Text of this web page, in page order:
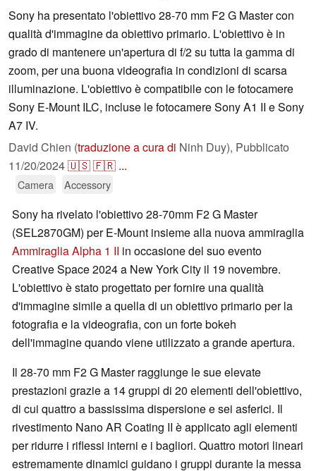
Sony ha presentato l'obiettivo 28-70 mm F2 G Master con
qualità d'immagine da obiettivo primario. L'obiettivo è in
grado di mantenere un'apertura di f/2 su tutta la gamma di
zoom, per una buona videografia in condizioni di scarsa
illuminazione. L'obiettivo è compatibile con le fotocamere
Sony E-Mount ILC, incluse le fotocamere Sony A1 II e Sony
A7 IV.
David Chien (traduzione a cura di Ninh Duy), Pubblicato
11/20/2024🇺🇸🇫🇷 ...
Camera Accessory
Sony ha rivelato l'obiettivo 28-70mm F2 G Master
(SEL2870GM) per E-Mount insieme alla nuova ammiraglia
Ammiraglia Alpha 1 II in occasione del suo evento
Creative Space 2024 a New York City il 19 novembre.
L'obiettivo è stato progettato per fornire una qualità
d'immagine simile a quella di un obiettivo primario per la
fotografia e la videografia, con un forte bokeh
dell'immagine quando viene utilizzato a grande apertura.
Il 28-70 mm F2 G Master raggiunge le sue elevate
prestazioni grazie a 14 gruppi di 20 elementi dell'obiettivo,
di cui quattro a bassissima dispersione e sei asferici. Il
rivestimento Nano AR Coating II è applicato agli elementi
per ridurre i riflessi interni e i bagliori. Quattro motori lineari
estremamente dinamici guidano i gruppi durante la messa